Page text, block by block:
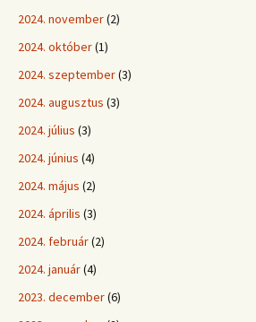
2024. november(2)
2024. október(1)
2024. szeptember(3)
2024. augusztus (3)
2024. július (3)
2024. június (4)
2024. május (2)
2024. április (3)
2024. február(2)
2024. január(4)
2023. december(6)